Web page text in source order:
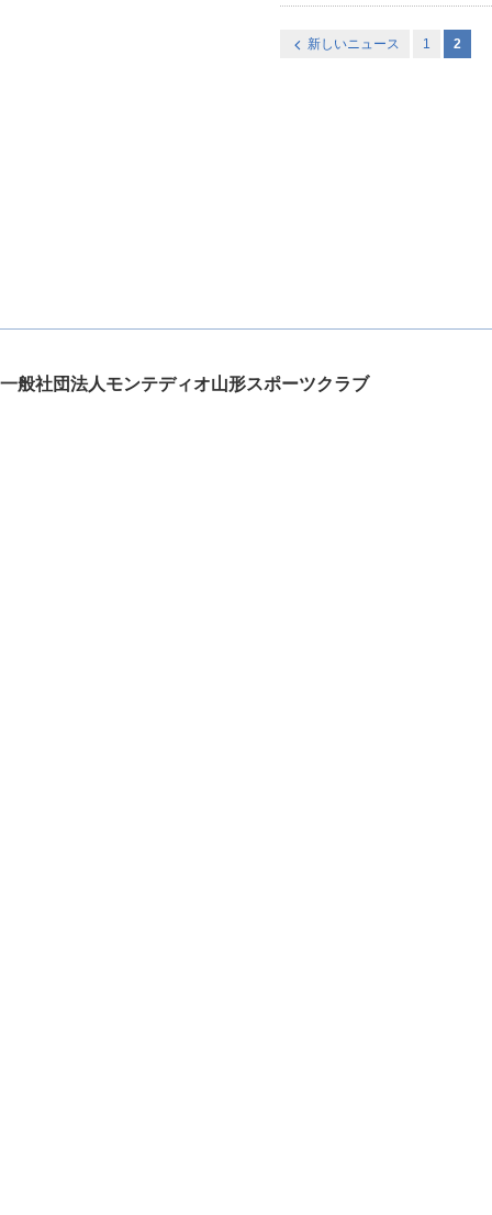
新しいニュース 1 2
一般社団法人モンテディオ山形スポーツクラブ